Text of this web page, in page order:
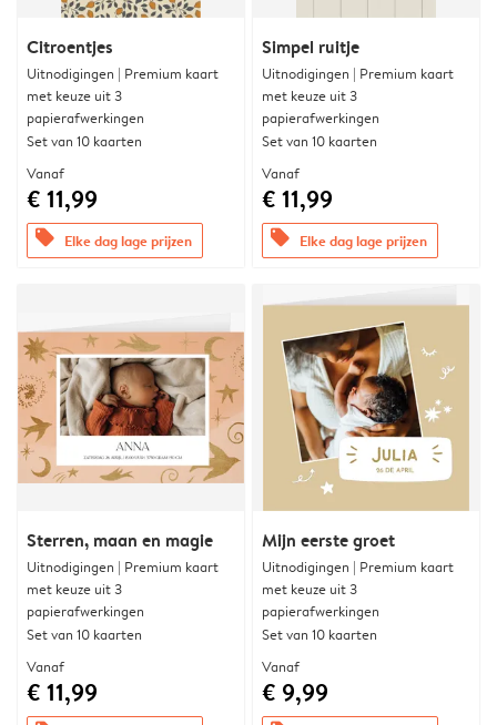
Citroentjes
Uitnodigingen | Premium kaart
met keuze uit 3
papierafwerkingen
Set van 10 kaarten
Vanaf
€ 11,99
offers Elke dag lage prijzen
Simpel ruitje
Uitnodigingen | Premium kaart
met keuze uit 3
papierafwerkingen
Set van 10 kaarten
Vanaf
€ 11,99
offers Elke dag lage prijzen
Sterren, maan en magie
Uitnodigingen | Premium kaart
met keuze uit 3
papierafwerkingen
Set van 10 kaarten
Vanaf
€ 11,99
Mijn eerste groet
Uitnodigingen | Premium kaart
met keuze uit 3
papierafwerkingen
Set van 10 kaarten
Vanaf
€ 9,99